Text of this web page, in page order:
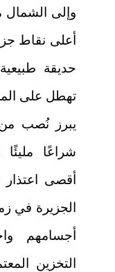
وإلى الشمال
أعلى نقاط
حديقة
تهطل على
يبرز نُصب
شراعًا مليئًا
أقصى
الجزيرة في
أجسامهم
التخزين